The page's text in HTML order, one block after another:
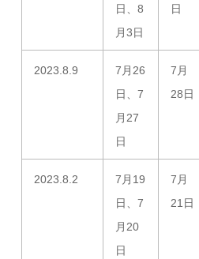
日、8
月3日
日
2023.8.9
7月26
日、7
月27
日
7月
28日
2023.8.2
7月19
日、7
月20
日
7月
21日